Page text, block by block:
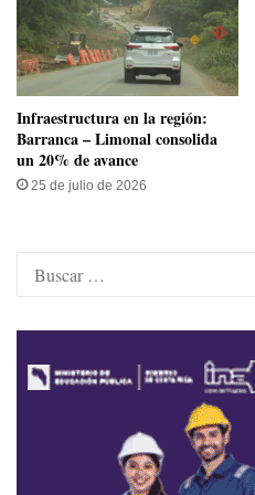
Infraestructura en la región:
Barranca – Limonal consolida
un 20% de avance
25 de julio de 2026